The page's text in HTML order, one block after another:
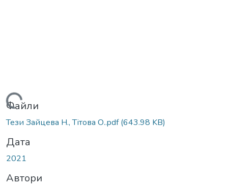
Вантажиться...
Файли
Тези Зайцева Н., Тітова О..pdf(643.98 KB)
Дата
2021
Автори